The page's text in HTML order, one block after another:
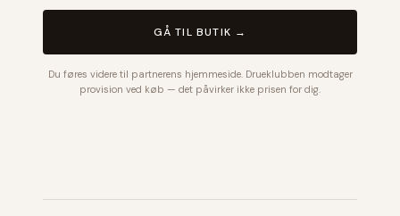
GÅ TIL BUTIK →
Du føres videre til partnerens hjemmeside. Drueklubben modtager
provision ved køb — det påvirker ikke prisen for dig.